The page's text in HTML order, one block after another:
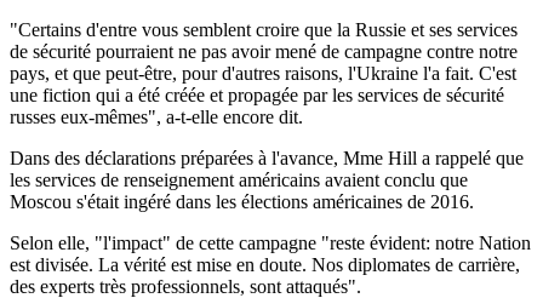
"Certains d'entre vous semblent croire que la Russie et ses services
de sécurité pourraient ne pas avoir mené de campagne contre notre
pays, et que peut-être, pour d'autres raisons, l'Ukraine l'a fait. C'est
une fiction qui a été créée et propagée par les services de sécurité
russes eux-mêmes", a-t-elle encore dit.
Dans des déclarations préparées à l'avance, Mme Hill a rappelé que
les services de renseignement américains avaient conclu que
Moscou s'était ingéré dans les élections américaines de 2016.
Selon elle, "l'impact" de cette campagne "reste évident: notre Nation
est divisée. La vérité est mise en doute. Nos diplomates de carrière,
des experts très professionnels, sont attaqués".